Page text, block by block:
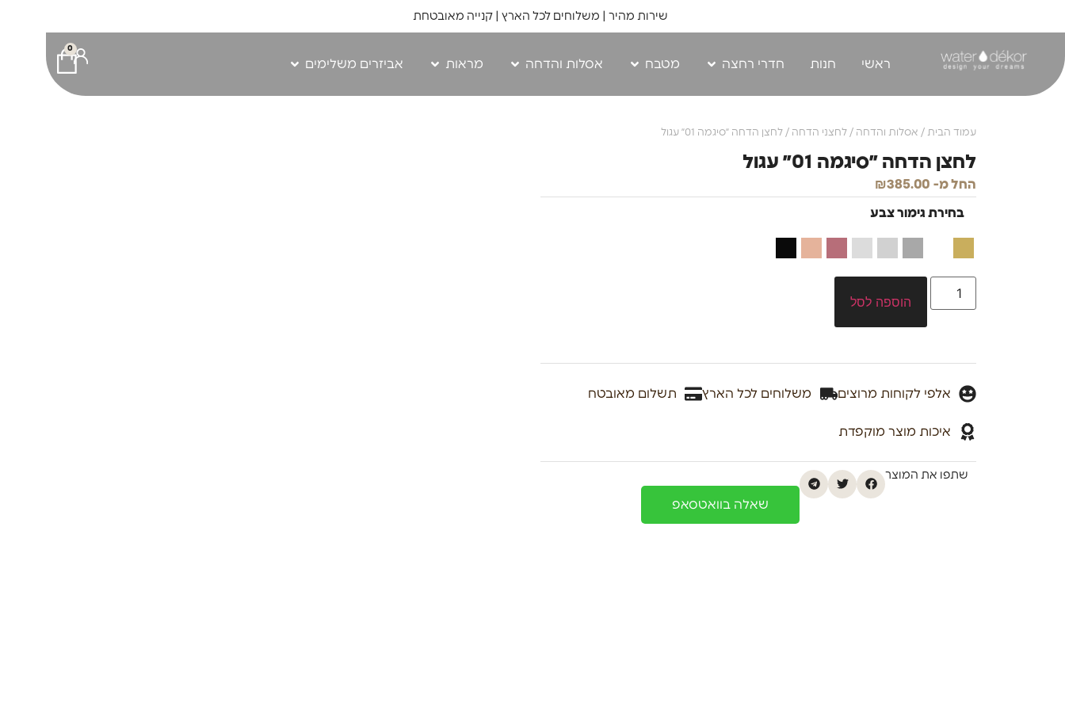
שירות מהיר | משלוחים לכל הארץ | קנייה מאובטחת
ראשי חנות חדרי רחצה מטבח אסלות והדחה מראות אביזרים משלימים
0
עמוד הבית / אסלות והדחה / לחצני הדחה / לחצן הדחה ״סיגמה 01״ עגול
לחצן הדחה ״סיגמה 01״ עגול
החל מ- ₪385.00
בחירת גימור צבע
הוספה לסל
אלפי לקוחות מרוצים משלוחים לכל הארץ תשלום מאובטח
איכות מוצר מוקפדת
שתפו את המוצר
שאלה בוואטסאפ